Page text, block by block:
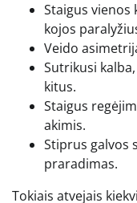
Staigus vienos
kojos
Veido
Sutrikusi
kitus.
Staigus
akimis.
Stiprus galvos
praradimas.
Tokiais atvejais